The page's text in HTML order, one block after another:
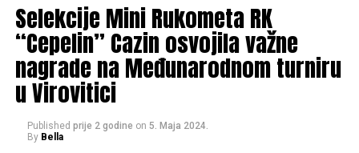
Selekcije Mini Rukometa RK
“Cepelin” Cazin osvojila važne
nagrade na Međunarodnom turniru
u Virovitici
Published prije 2 godine on 5. Maja 2024.
By Bella